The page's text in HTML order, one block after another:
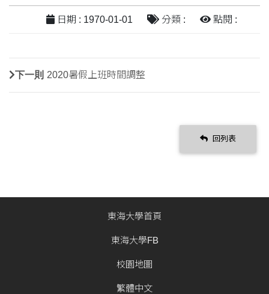
日期 : 1970-01-01 分類 : 點閱 :
下一則 2020暑假上班時間調整
回列表
東海大學首頁
東海大學FB
校園地圖
繁體中文